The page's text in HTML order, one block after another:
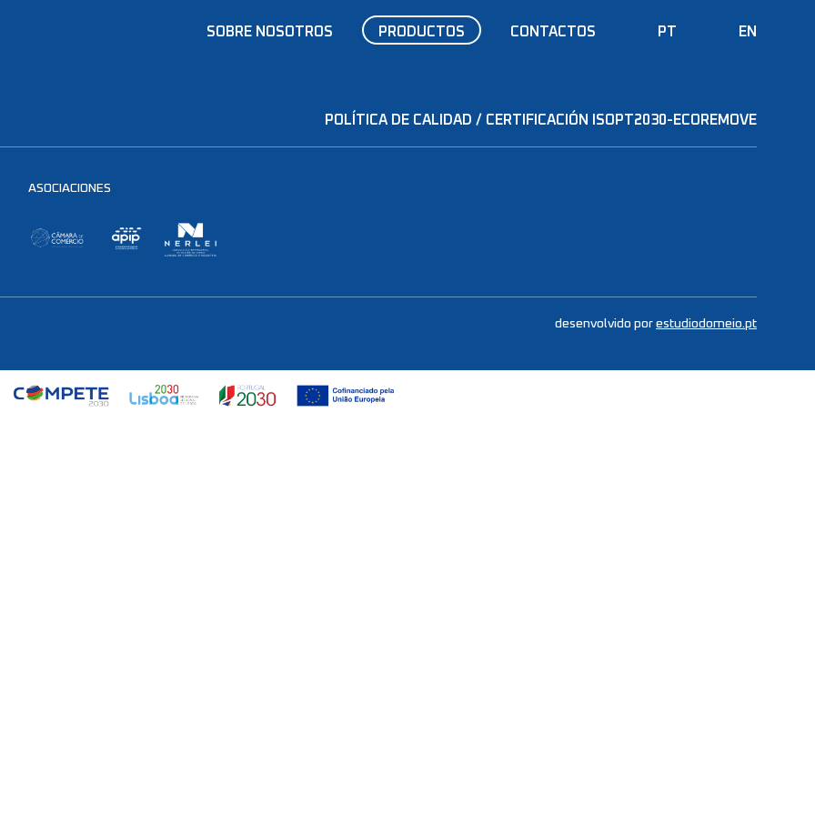
SOBRE NOSOTROS PRODUCTOS CONTACTOS PT EN
POLÍTICA DE CALIDAD / CERTIFICACIÓN ISOPT2030-ECOREMOVE
ASOCIACIONES
desenvolvido por estudiodomeio.pt